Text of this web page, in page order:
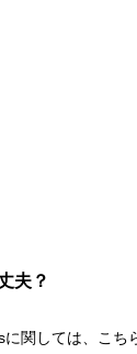
夫？
関しては、こち